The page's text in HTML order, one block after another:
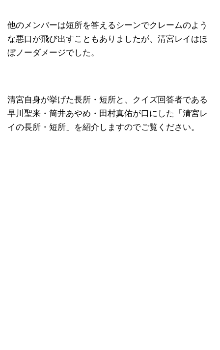
他のメンバーは短所を答えるシーンでクレームのよう
な悪口が飛び出すこともありましたが、清宮レイはほ
ぼノーダメージでした。
清宮自身が挙げた長所・短所と、クイズ回答者である
早川聖来・筒井あやめ・田村真佑が口にした「清宮レ
イの長所・短所」を紹介しますのでご覧ください。